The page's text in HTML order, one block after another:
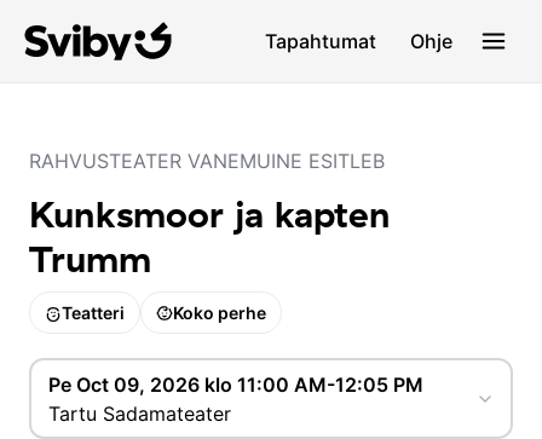
Tapahtumat Ohje
RAHVUSTEATER VANEMUINE ESITLEB
Kunksmoor ja kapten
Trumm
Teatteri Koko perhe
Pe Oct 09, 2026 klo 11:00 AM-12:05 PM
Tartu Sadamateater